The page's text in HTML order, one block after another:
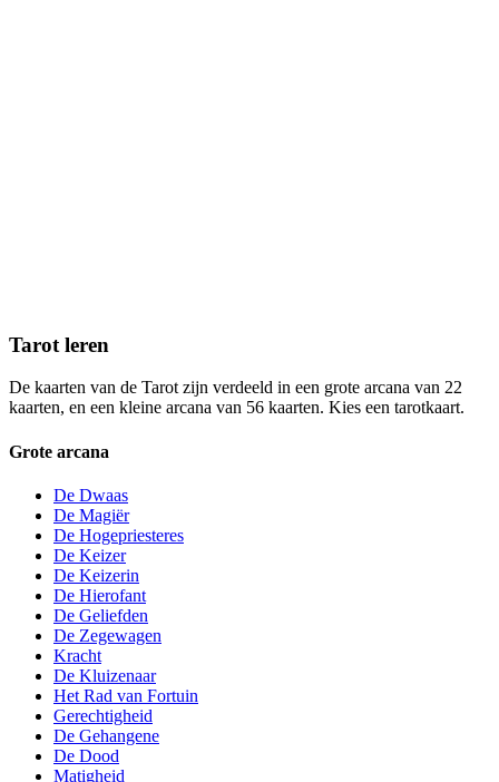
Tarot leren
De kaarten van de Tarot zijn verdeeld in een grote arcana van 22
kaarten, en een kleine arcana van 56 kaarten. Kies een tarotkaart.
Grote arcana
De Dwaas
De Magiër
De Hogepriesteres
De Keizer
De Keizerin
De Hierofant
De Geliefden
De Zegewagen
Kracht
De Kluizenaar
Het Rad van Fortuin
Gerechtigheid
De Gehangene
De Dood
Matigheid